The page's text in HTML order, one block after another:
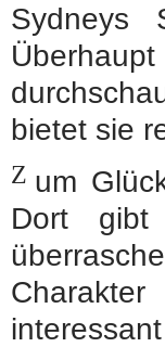
Sydneys
bietet sie
Z um
Dort